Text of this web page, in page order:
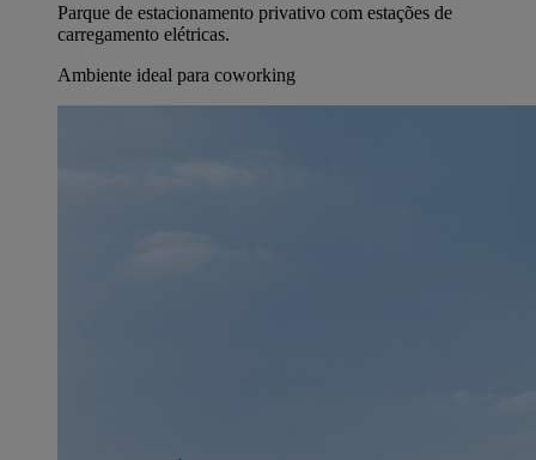
Parque de estacionamento privativo com estações de
carregamento elétricas.
Ambiente ideal para coworking